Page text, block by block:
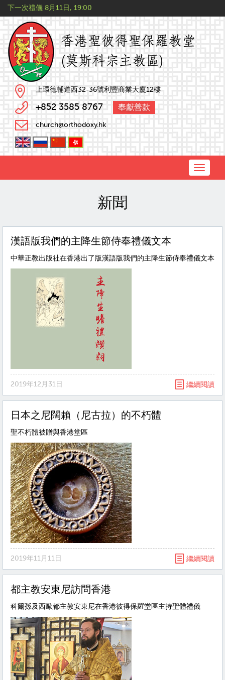
下一次禮儀 8月11日, 19:00
上環德輔道西32-36號利豐商業大廈12樓
+852 3585 8767 奉獻善款
church@orthodoxy.hk
Toggle
新聞
漢語版我們的主降生節侍奉禮儀文本
中華正教出版社在香港出了版漢語版我們的主降生節侍奉禮儀文本
2019年12月31日 繼續閱讀
日本之尼闊賴（尼古拉）的不朽體
聖不朽體被贈與香港堂區
2019年11月11日 繼續閱讀
都主教安東尼訪問香港
科爾孫及西歐都主教安東尼在香港彼得保羅堂區主持聖體禮儀